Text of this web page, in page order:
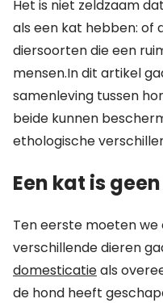
Het is niet zeldzaam
als een kat hebben: of
diersoorten die een
mensen.In dit artikel
samenleving tussen
beide kunnen
ethologische
Een kat is
Ten eerste moeten
verschillende dieren
domesticatieals
de hond heeft